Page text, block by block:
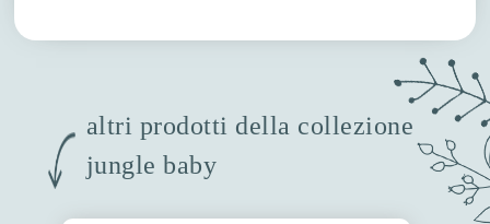
altri prodotti della collezione
jungle baby